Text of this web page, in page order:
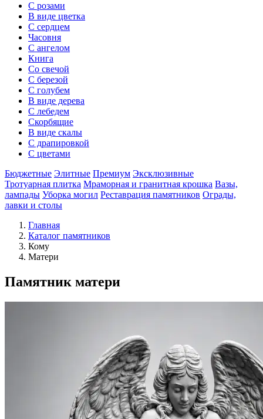
С розами
В виде цветка
С сердцем
Часовня
С ангелом
Книга
Со свечой
С березой
С голубем
В виде дерева
С лебедем
Скорбящие
В виде скалы
С драпировкой
С цветами
Бюджетные Элитные Премиум Эксклюзивные
Тротуарная плитка Мраморная и гранитная крошка Вазы,
лампады Уборка могил Реставрация памятников Ограды,
лавки и столы
Главная
Каталог памятников
Кому
Матери
Памятник матери